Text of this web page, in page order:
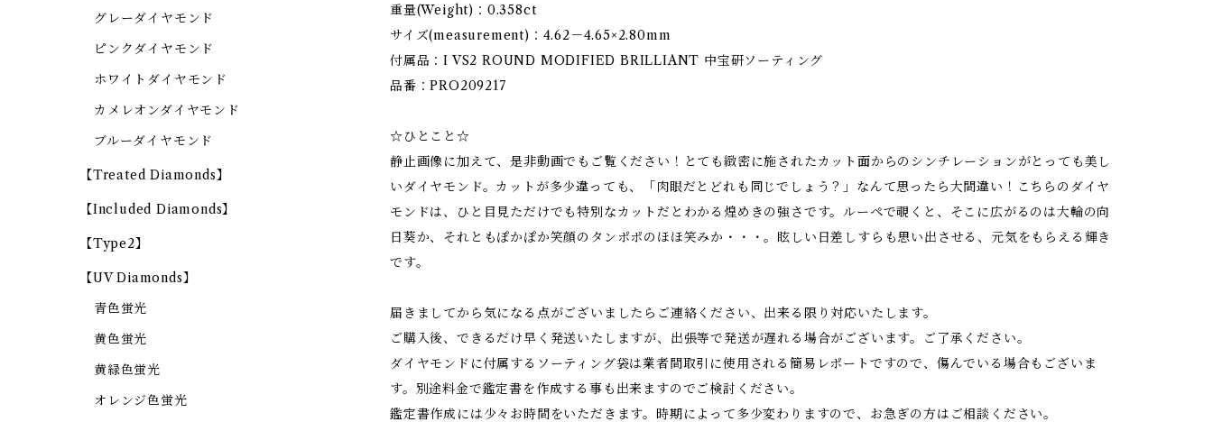
重量(Weight)：0.358ct
サイズ(measurement)：4.62－4.65×2.80mm
付属品：I VS2 ROUND MODIFIED BRILLIANT 中宝研ソーティング
品番：PRO209217
☆ひとこと☆
静止画像に加えて、是非動画でもご覧ください！とても緻密に施されたカット面からのシンチレーションがとっても美し
いダイヤモンド。カットが多少違っても、「肉眼だとどれも同じでしょう？」なんて思ったら大間違い！こちらのダイヤ
モンドは、ひと目見ただけでも特別なカットだとわかる煌めきの強さです。ルーペで覗くと、そこに広がるのは大輪の向
日葵か、それともぽかぽか笑顔のタンポポのほほ笑みか・・・。眩しい日差しすらも思い出させる、元気をもらえる輝き
です。
届きましてから気になる点がございましたらご連絡ください、出来る限り対応いたします。
ご購入後、できるだけ早く発送いたしますが、出張等で発送が遅れる場合がございます。ご了承ください。
ダイヤモンドに付属するソーティング袋は業者間取引に使用される簡易レポートですので、傷んでいる場合もございま
す。別途料金で鑑定書を作成する事も出来ますのでご検討ください。
鑑定書作成には少々お時間をいただきます。時期によって多少変わりますので、お急ぎの方はご相談ください。
グレーダイヤモンド
ピンクダイヤモンド
ホワイトダイヤモンド
カメレオンダイヤモンド
ブルーダイヤモンド
【Treated Diamonds】
【Included Diamonds】
【Type2】
【UV Diamonds】
青色蛍光
黄色蛍光
黄緑色蛍光
オレンジ色蛍光